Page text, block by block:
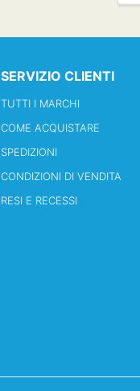
SERVIZIO CLIENTI
TUTTI I MARCHI
COME ACQUISTARE
SPEDIZIONI
CONDIZIONI DI VENDITA
RESI E RECESSI